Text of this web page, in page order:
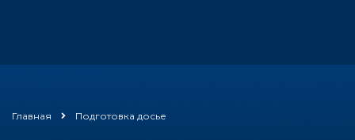
Главная Подготовка досье